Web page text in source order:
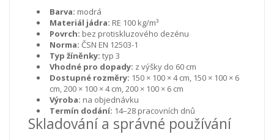
Barva: modrá
Materiál jádra: RE 100 kg/m³
Povrch: bez protiskluzového dezénu
Norma: ČSN EN 12503-1
Typ žíněnky: typ 3
Vhodné pro dopady: z výšky do 60 cm
Dostupné rozměry: 150 × 100 × 4 cm, 150 × 100 × 6
cm, 200 × 100 × 4 cm, 200 × 100 × 6 cm
Výroba: na objednávku
Termín dodání: 14–28 pracovních dnů
Skladování a správné používání